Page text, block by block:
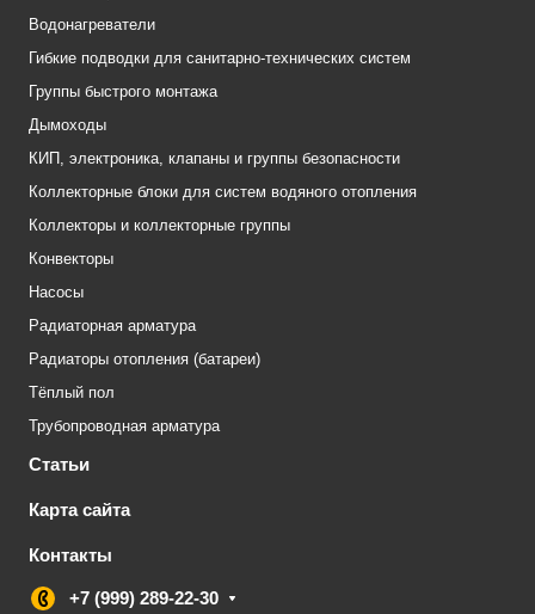
Водонагреватели
Гибкие подводки для санитарно-технических систем
Группы быстрого монтажа
Дымоходы
КИП, электроника, клапаны и группы безопасности
Коллекторные блоки для систем водяного отопления
Коллекторы и коллекторные группы
Конвекторы
Насосы
Радиаторная арматура
Радиаторы отопления (батареи)
Тёплый пол
Трубопроводная арматура
Статьи
Карта сайта
Контакты
+7 (999) 289-22-30